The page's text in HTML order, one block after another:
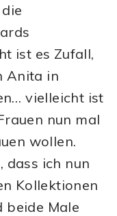
ist es Zufall,
Anita in
vielleicht ist
nun mal
wollen.
dass ich nun
Kollektionen
beide Male